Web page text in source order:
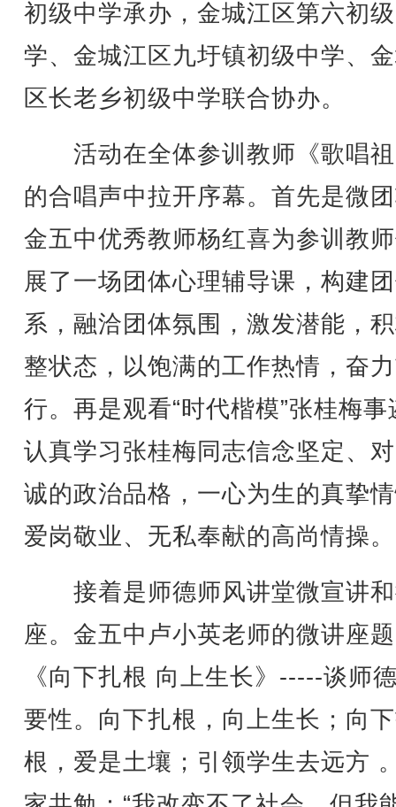
初级中学承办，金城江区第六初
学、金城江区九圩镇初级中学、
区长老乡初级中学联合协办。
活动在全体参训教师《歌唱
的合唱声中拉开序幕。首先是微
金五中优秀教师杨红喜为参训教
展了一场团体心理辅导课，构建
系，融洽团体氛围，激发潜能，
整状态，以饱满的工作热情，奋
行。再是观看“时代楷模”张桂梅事
认真学习张桂梅同志信念坚定、
诚的政治品格，一心为生的真挚
爱岗敬业、无私奉献的高尚情操。
接着是师德师风讲堂微宣讲
座。金五中卢小英老师的微讲座
《向下扎根 向上生长》-----谈师
要性。向下扎根，向上生长；向
根，爱是土壤；引领学生去远方